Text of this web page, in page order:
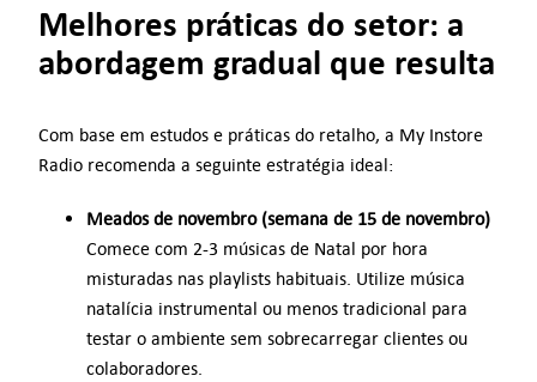
Melhores práticas do setor: a
abordagem gradual que resulta
Com base em estudos e práticas do retalho, a My Instore
Radio recomenda a seguinte estratégia ideal:
Meados de novembro (semana de 15 de novembro)
Comece com 2-3 músicas de Natal por hora
misturadas nas playlists habituais. Utilize música
natalícia instrumental ou menos tradicional para
testar o ambiente sem sobrecarregar clientes ou
colaboradores.